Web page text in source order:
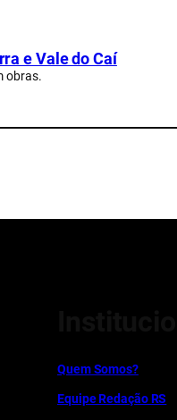
e Vale do Caí
obras.
Quem Somos?
Equipe Redação RS